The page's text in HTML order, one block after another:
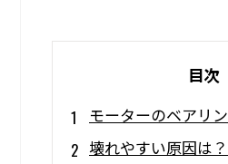
目次
モーターのベアリ
壊れやすい原因は？